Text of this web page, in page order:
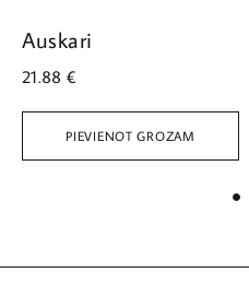
PIEVIENOT GROZAM
Auskari
21.88 €